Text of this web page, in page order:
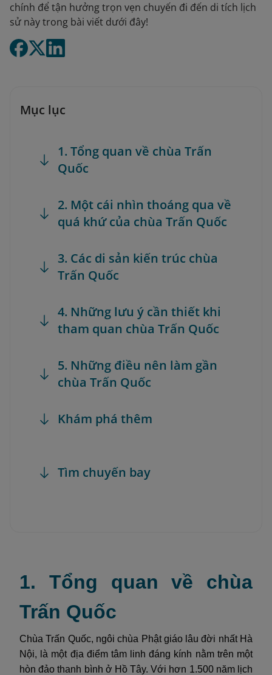
chính để tận hưởng trọn vẹn chuyến đi đến di tích lịch
sử này trong bài viết dưới đây!
Mục lục
1. Tổng quan về chùa Trấn
Quốc
2. Một cái nhìn thoáng qua về
quá khứ của chùa Trấn Quốc
3. Các di sản kiến trúc chùa
Trấn Quốc
4. Những lưu ý cần thiết khi
tham quan chùa Trấn Quốc
5. Những điều nên làm gần
chùa Trấn Quốc
Khám phá thêm
Tìm chuyến bay
1. Tổng quan về chùa
Trấn Quốc
Chùa Trấn Quốc, ngôi chùa Phật giáo lâu đời nhất Hà
Nội, là một địa điểm tâm linh đáng kính nằm trên một
hòn đảo thanh bình ở Hồ Tây. Với hơn 1.500 năm lịch